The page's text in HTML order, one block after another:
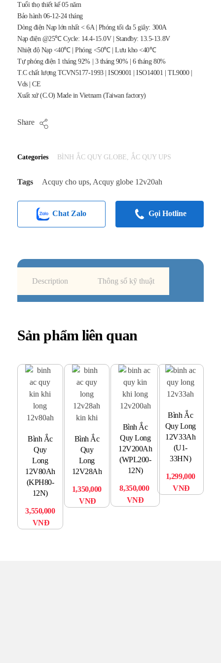
Tuổi thọ thiết kế 05 năm
Bảo hành 06-12-24 tháng
Dòng điện Nạp lớn nhất < 6A | Phóng tối đa 5 giây: 300A
Nạp điện @25℃ Cycle: 14.4-15.0V | Standby: 13.5-13.8V
Nhiệt độ Nạp <40℃ | Phóng <50℃ | Lưu kho <40℃
Tự phóng điện 1 tháng 92% | 3 tháng 90% | 6 tháng 80%
T.C chất lượng TCVN5177-1993 | ISO9001 | ISO14001 | TL9000 |
Vds | CE
Xuất xứ (C.O) Made in Vietnam (Taiwan factory)
Share
Categories BÌNH ẮC QUY GLOBE ẮC QUY UPS
Tags Acquy cho ups, Acquy globe 12v20ah
Chat Zalo Gọi Hotline
Description Thông số kỹ thuật
Sản phẩm liên quan
Bình Ắc
Quy
Long
12V80Ah
(KPH80-
12N)
3,550,000
VNĐ
Bình Ắc
Quy
Long
12V28Ah
1,350,000
VNĐ
Bình Ắc
Quy Long
12V200Ah
(WPL200-
12N)
8,350,000
VNĐ
Bình Ắc
Quy Long
12V33Ah
(U1-
33HN)
1,299,000
VNĐ